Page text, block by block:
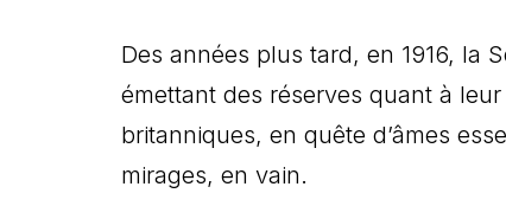
Des années plus tard, en 1916, la
émettant des réserves quant à
britanniques, en quête d’âmes
mirages, en vain.